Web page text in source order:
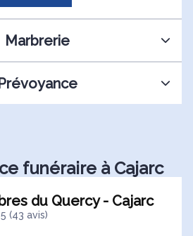
Marbrerie
funéraire à Cajarc
du Quercy - Cajarc
(43 avis)